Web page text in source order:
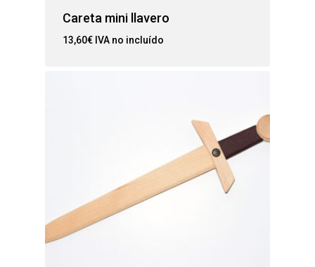
Careta mini llavero
13,60€ IVA no incluído